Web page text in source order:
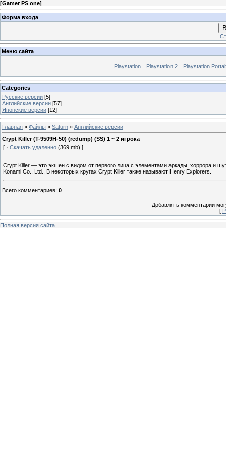
[Gamer PS one]
Форма входа
Меню сайта
Playstation Playstation 2 Playstation
Categories
Русские версии [5]
Английские версии [57]
Японские версии [12]
Главная » Файлы » Saturn » Английские версии
Crypt Killer (T-9509H-50) (redump) (SS) 1 ~ 2 игрока
[ · Скачать удаленно (369 mb) ]
Crypt Killer — это экшен с видом от первого лица с элементами аркады, хоррора и
Konami Co., Ltd.. В некоторых кругах Crypt Killer также называют Henry Explorers.
Всего комментариев: 0
Добавлять комментарии
[
Полная версия сайта